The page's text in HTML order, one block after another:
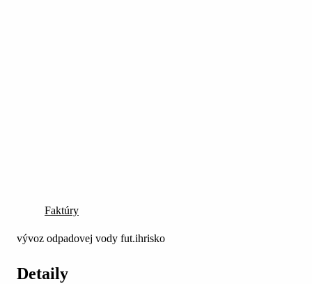
Faktúry
vývoz odpadovej vody fut.ihrisko
Detaily